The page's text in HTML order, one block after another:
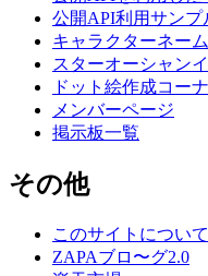
公開API利用サンプ
キャラクターネー
スターオーシャン
ドット絵作成コー
メンバーページ
掲示板一覧
その他
このサイトについて
ZAPAブロ〜グ2.0